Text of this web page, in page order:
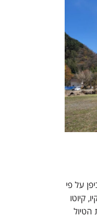
20.4.23 טיילנו ביפן על פי
קיוטו
הטיול